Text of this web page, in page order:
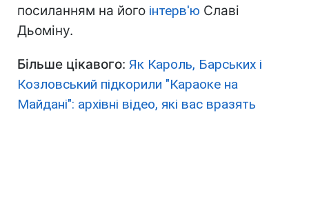
посиланням на його інтерв'ю Славі
Дьоміну.
Більше цікавого: Як Кароль, Барських і
Козловський підкорили "Караоке на
Майдані": архівні відео, які вас вразять